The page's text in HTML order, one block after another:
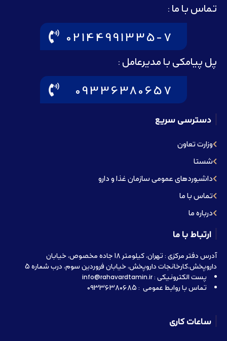
تماس با ما :
02144991335-7
پل پیامکی با مدیرعامل :
09336380657
دسترسی سریع
وزارت تعاون
شستا
داشبوردهای عمومی سازمان غذا و دارو
تماس با ما
درباره ما
ارتباط با ما
آدرس دفتر مرکزی : تهران، کیلومتر 18 جاده مخصوص، خیابان
داروپخش،کارخانجات داروپخش، خیابان فروردین سوم، درب شماره 5
پست الکترونیکی : info@rahavardtamin.ir
تماس با روابط عمومی : 09336380685
ساعات کاری